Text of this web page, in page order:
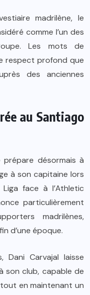
madrilène, le
comme l’un des
Les mots de
respect profond que
des anciennes
au Santiago
prépare désormais à
à son capitaine lors
face à l’Athletic
particulièrement
madrilènes,
d’une époque.
Dani Carvajal laisse
son club, capable de
en maintenant un